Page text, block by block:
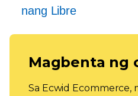
nang Libre
Magbenta ng
Sa Ecwid Ecommerce,